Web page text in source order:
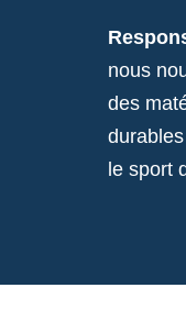
nous
des
le sport